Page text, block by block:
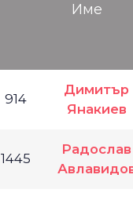
Име
914
Димитър
Янакиев
1445
Радослав